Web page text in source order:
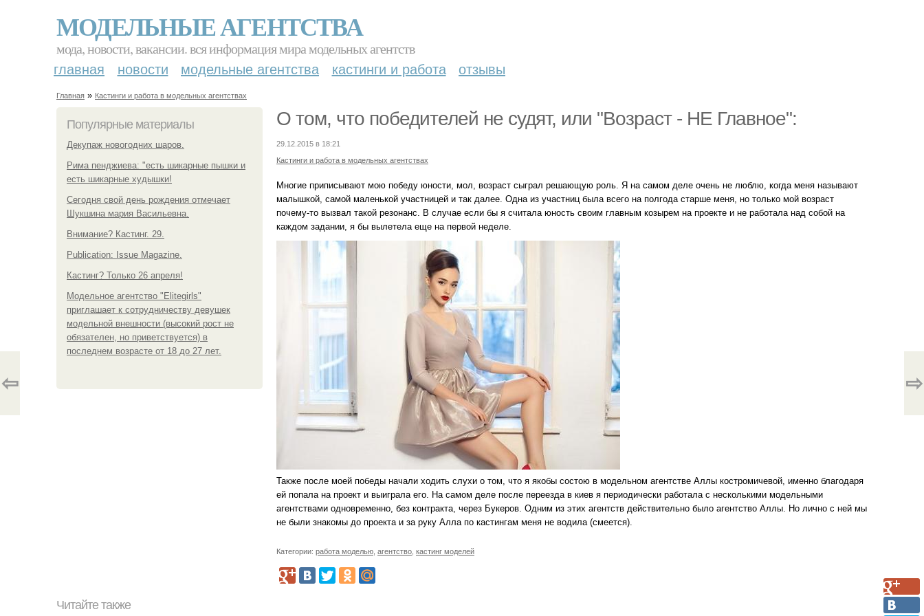
МОДЕЛЬНЫЕ АГЕНТСТВА
мода, новости, вакансии. вся информация мира модельных агентств
главная новости модельные агентства кастинги и работа отзывы
Главная » Кастинги и работа в модельных агентствах
Популярные материалы
Декупаж новогодних шаров.
Рима пенджиева: "есть шикарные пышки и
есть шикарные худышки!
Сегодня свой день рождения отмечает
Шукшина мария Васильевна.
Внимание? Кастинг. 29.
Publication: Issue Magazine.
Кастинг? Только 26 апреля!
Модельное агентство "Elitegirls"
приглашает к сотрудничеству девушек
модельной внешности (высокий рост не
обязателен, но приветствуется) в
последнем возрасте от 18 до 27 лет.
О том, что победителей не судят, или "Возраст - НЕ Главное":
29.12.2015 в 18:21
Кастинги и работа в модельных агентствах
Многие приписывают мою победу юности, мол, возраст сыграл решающую роль. Я на самом деле очень не люблю, когда меня называют
малышкой, самой маленькой участницей и так далее. Одна из участниц была всего на полгода старше меня, но только мой возраст
почему-то вызвал такой резонанс. В случае если бы я считала юность своим главным козырем на проекте и не работала над собой на
каждом задании, я бы вылетела еще на первой неделе.
Также после моей победы начали ходить слухи о том, что я якобы состою в модельном агентстве Аллы костромичевой, именно благодаря
ей попала на проект и выиграла его. На самом деле после переезда в киев я периодически работала с несколькими модельными
агентствами одновременно, без контракта, через Букеров. Одним из этих агентств действительно было агентство Аллы. Но лично с ней мы
не были знакомы до проекта и за руку Алла по кастингам меня не водила (смеется).
Категории: работа моделью агентство кастинг моделей
⇦ ⇨
Читайте также